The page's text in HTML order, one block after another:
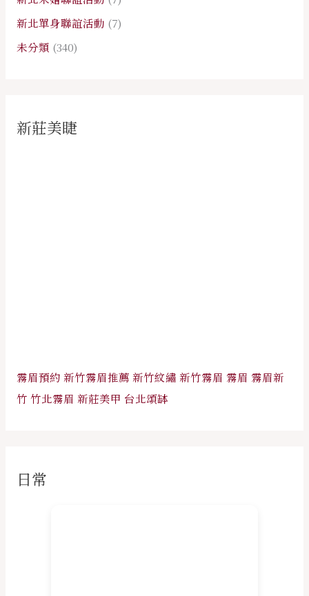
新北單身聯誼活動 (7)
未分類 (340)
新莊美睫
霧眉預約 新竹霧眉推薦 新竹紋繡 新竹霧眉 霧眉 霧眉新
竹 竹北霧眉 新莊美甲 台北頌缽
日常